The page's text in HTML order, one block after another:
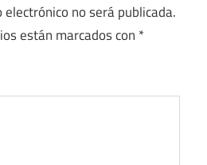
electrónico no será publicada.
están marcados con *